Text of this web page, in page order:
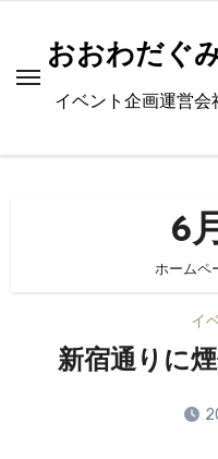
おおわだぐ
イベント企画運営
6
ホームペ
イ
新宿通りに